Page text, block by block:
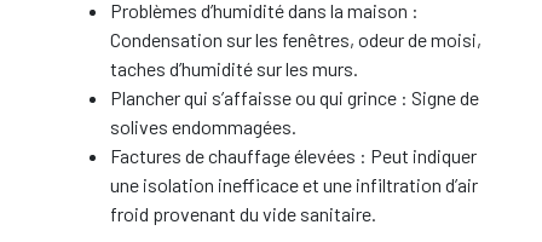
Problèmes d’humidité dans la maison :
Condensation sur les fenêtres, odeur de moisi,
taches d’humidité sur les murs.
Plancher qui s’affaisse ou qui grince : Signe de
solives endommagées.
Factures de chauffage élevées : Peut indiquer
une isolation inefficace et une infiltration d’air
froid provenant du vide sanitaire.